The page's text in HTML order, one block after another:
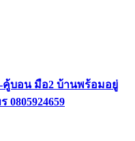
คู้บอน มือ2 บ้านพร้อมอยู่
0805924659